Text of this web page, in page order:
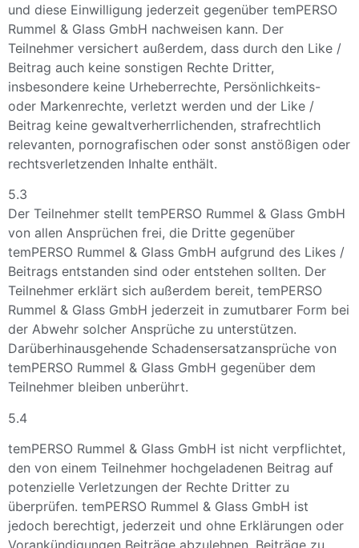
und diese Einwilligung jederzeit gegenüber temPERSO
Rummel & Glass GmbH nachweisen kann. Der
Teilnehmer versichert außerdem, dass durch den Like /
Beitrag auch keine sonstigen Rechte Dritter,
insbesondere keine Urheberrechte, Persönlichkeits-
oder Markenrechte, verletzt werden und der Like /
Beitrag keine gewaltverherrlichenden, strafrechtlich
relevanten, pornografischen oder sonst anstößigen oder
rechtsverletzenden Inhalte enthält.
5.3
Der Teilnehmer stellt temPERSO Rummel & Glass GmbH
von allen Ansprüchen frei, die Dritte gegenüber
temPERSO Rummel & Glass GmbH aufgrund des Likes /
Beitrags entstanden sind oder entstehen sollten. Der
Teilnehmer erklärt sich außerdem bereit, temPERSO
Rummel & Glass GmbH jederzeit in zumutbarer Form bei
der Abwehr solcher Ansprüche zu unterstützen.
Darüberhinausgehende Schadensersatzansprüche von
temPERSO Rummel & Glass GmbH gegenüber dem
Teilnehmer bleiben unberührt.
5.4
temPERSO Rummel & Glass GmbH ist nicht verpflichtet,
den von einem Teilnehmer hochgeladenen Beitrag auf
potenzielle Verletzungen der Rechte Dritter zu
überprüfen. temPERSO Rummel & Glass GmbH ist
jedoch berechtigt, jederzeit und ohne Erklärungen oder